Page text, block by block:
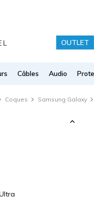
OUTLET
Câbles Audio
Coques Samsung Galaxy